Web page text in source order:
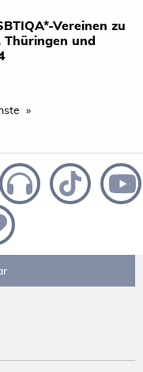
Vereinen zu
Thüringen und